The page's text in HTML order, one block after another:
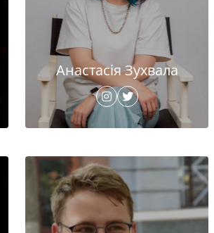
Анастасія Зухвала